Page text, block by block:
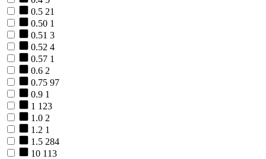
0.5 21
0.50 1
0.51 3
0.52 4
0.57 1
0.6 2
0.75 97
0.9 1
1 123
1.0 2
1.2 1
1.5 284
10 113